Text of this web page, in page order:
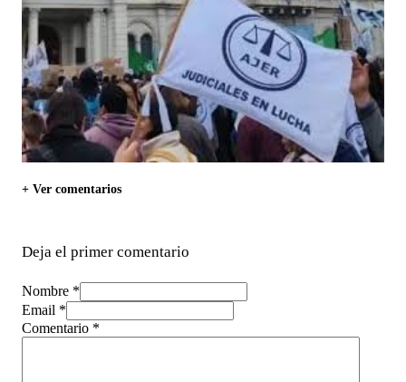
+ Ver comentarios
Deja el primer comentario
Nombre *
Email *
Comentario *